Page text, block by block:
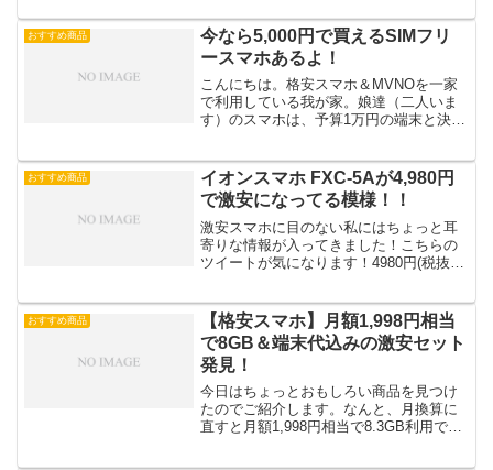
カードがついたりと、少々お得になる...
おすすめ商品
今なら5,000円で買えるSIMフリ
ースマホあるよ！
こんにちは。格安スマホ＆MVNOを一家
で利用している我が家。娘達（二人いま
す）のスマホは、予算1万円の端末と決め
なってきますが、LINEやTwitter、
Youtub...
おすすめ商品
イオンスマホ FXC-5Aが4,980円
で激安になってる模様！！
激安スマホに目のない私にはちょっと耳
寄りな情報が入ってきました！こちらの
ツイートが気になります！4980円(税抜)
pic.twitter.com/iW...
おすすめ商品
【格安スマホ】月額1,998円相当
で8GB＆端末代込みの激安セット
発見！
今日はちょっとおもしろい商品を見つけ
たのでご紹介します。なんと、月換算に
直すと月額1,998円相当で8.3GB利用でき